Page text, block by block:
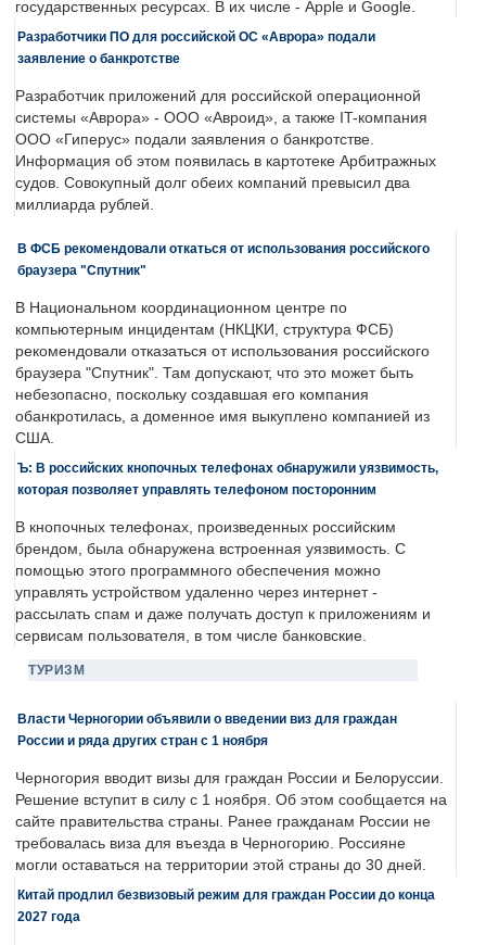
государственных ресурсах. В их числе - Apple и Google.
Разработчики ПО для российской ОС «Аврора» подали
заявление о банкротстве
Разработчик приложений для российской операционной
системы «Аврора» - ООО «Авроид», а также IT-компания
ООО «Гиперус» подали заявления о банкротстве.
Информация об этом появилась в картотеке Арбитражных
судов. Совокупный долг обеих компаний превысил два
миллиарда рублей.
В ФСБ рекомендовали откаться от использования российского
браузера "Спутник"
В Национальном координационном центре по
компьютерным инцидентам (НКЦКИ, структура ФСБ)
рекомендовали отказаться от использования российского
браузера "Спутник". Там допускают, что это может быть
небезопасно, поскольку создавшая его компания
обанкротилась, а доменное имя выкуплено компанией из
США.
Ъ: В российских кнопочных телефонах обнаружили уязвимость,
которая позволяет управлять телефоном посторонним
В кнопочных телефонах, произведенных российским
брендом, была обнаружена встроенная уязвимость. С
помощью этого программного обеспечения можно
управлять устройством удаленно через интернет -
рассылать спам и даже получать доступ к приложениям и
сервисам пользователя, в том числе банковские.
ТУРИЗМ
Власти Черногории объявили о введении виз для граждан
России и ряда других стран с 1 ноября
Черногория вводит визы для граждан России и Белоруссии.
Решение вступит в силу с 1 ноября. Об этом сообщается на
сайте правительства страны. Ранее гражданам России не
требовалась виза для въезда в Черногорию. Россияне
могли оставаться на территории этой страны до 30 дней.
Китай продлил безвизовый режим для граждан России до конца
2027 года